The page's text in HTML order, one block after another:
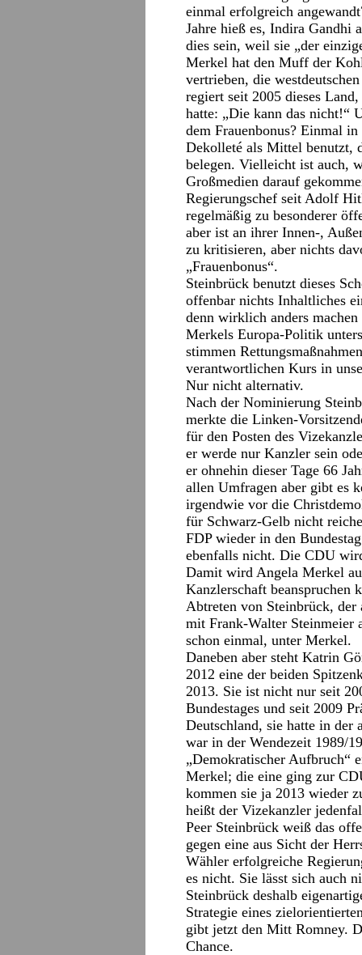
einmal erfolgreich
Jahre hieß es, Indira Gandhi
dies sein, weil sie „der
Merkel hat den Muff der
vertrieben, die
regiert seit 2005 dieses
hatte: „Die kann das nicht!“
dem Frauenbonus? Einmal
Dekolleté als Mittel benutzt,
belegen. Vielleicht ist auch,
Großmedien darauf
Regierungschef seit Adolf
regelmäßig zu besonderer
aber ist an ihrer Innen-,
zu kritisieren, aber nichts
„Frauenbonus“.
Steinbrück benutzt dieses
offenbar nichts Inhaltliches
denn wirklich anders
Merkels Europa-Politik
stimmen
verantwortlichen Kurs in
Nur nicht alternativ.
Nach der Nominierung
merkte die Linken-
für den Posten des
er werde nur Kanzler sein
er ohnehin dieser Tage 66
allen Umfragen aber gibt es
irgendwie vor die
für Schwarz-Gelb nicht
FDP wieder in den
ebenfalls nicht. Die CDU
Damit wird Angela Merkel
Kanzlerschaft beanspruchen
Abtreten von Steinbrück,
mit Frank-Walter Steinmeier
schon einmal, unter Merkel.
Daneben aber steht Katrin
2012 eine der beiden
2013. Sie ist nicht nur seit
Bundestages und seit 2009
Deutschland, sie hatte in der
war in der Wendezeit 1989/
„Demokratischer Aufbruch“
Merkel; die eine ging zur
kommen sie ja 2013 wieder
heißt der Vizekanzler
Peer Steinbrück weiß das
gegen eine aus Sicht der
Wähler erfolgreiche
es nicht. Sie lässt sich auch
Steinbrück deshalb
Strategie eines
gibt jetzt den Mitt Romney.
Chance.